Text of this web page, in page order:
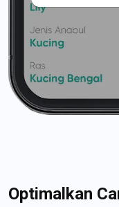
Optimalkan